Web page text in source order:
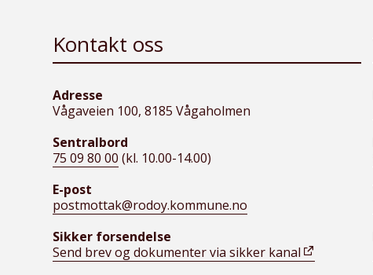
Kontakt oss
Adresse
Vågaveien 100, 8185 Vågaholmen
Sentralbord
75 09 80 00 (kl. 10.00-14.00)
E-post
postmottak@rodoy.kommune.no
Sikker forsendelse
Send brev og dokumenter via sikker kanal